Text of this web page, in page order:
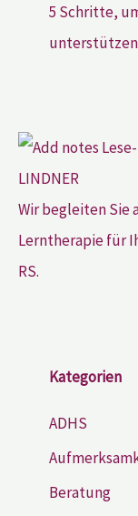
5 Schritte,
unterstützen
Wir begleiten Sie
Lerntherapie für
RS.
Kategorien
ADHS
Beratung